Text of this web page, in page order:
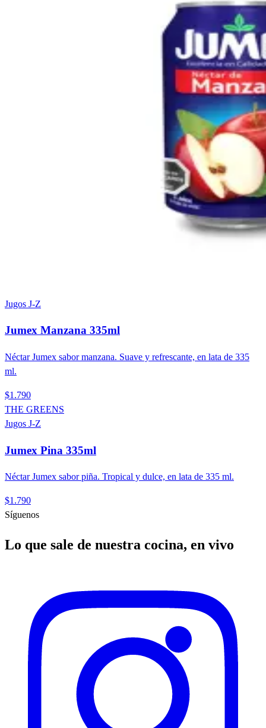
Jugos J-Z
Jumex Manzana 335ml
Néctar Jumex sabor manzana. Suave y refrescante, en lata de 335
ml.
$1.790
THE GREENS
Jugos J-Z
Jumex Pina 335ml
Néctar Jumex sabor piña. Tropical y dulce, en lata de 335 ml.
$1.790
Síguenos
Lo que sale de nuestra cocina, en vivo